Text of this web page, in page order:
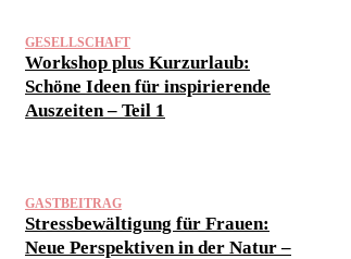
GESELLSCHAFT
Workshop plus Kurzurlaub:
Schöne Ideen für inspirierende
Auszeiten – Teil 1
GASTBEITRAG
Stressbewältigung für Frauen:
Neue Perspektiven in der Natur –